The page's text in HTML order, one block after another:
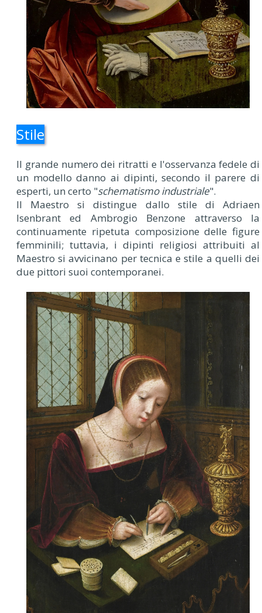
Stile
Il grande numero dei ritratti e l'osservanza fedele di
un modello danno ai dipinti, secondo il parere di
esperti, un certo "schematismo industriale".
Il Maestro si distingue dallo stile di Adriaen
Isenbrant ed Ambrogio Benzone attraverso la
continuamente ripetuta composizione delle figure
femminili; tuttavia, i dipinti religiosi attribuiti al
Maestro si avvicinano per tecnica e stile a quelli dei
due pittori suoi contemporanei.